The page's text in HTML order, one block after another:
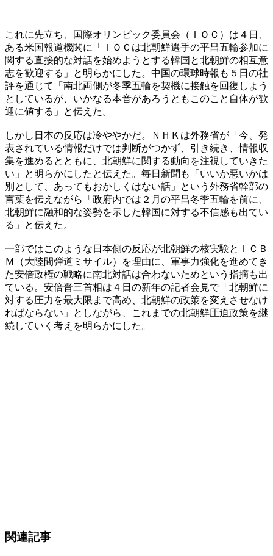
これに先立ち、国際オリンピック委員会（ＩＯＣ）は４日、
ある米国報道機関に「ＩＯＣは北朝鮮選手の平昌五輪参加に
関する直接的な対話を始めようとする韓国と北朝鮮の相互意
志を歓迎する」と明らかにした。中国の環球時報も５日の社
評を通じて「南北両側が冬季五輪を契機に接触を回復しよう
としているが、いかなる本音があろうともこのこと自体が歓
迎に値する」と伝えた。
しかし日本の反応は冷ややかだ。ＮＨＫは外務省が「今、発
表されている情報だけでは判断がつかず、引き続き、情報収
集を進めるとともに、北朝鮮に関する動向を注視していきた
い」と明らかにしたと伝えた。毎日新聞も「いいか悪いかは
別として、あってもおかしくはない話」という外務省幹部の
言葉を伝えながら「政府内では２月の平昌冬季五輪を前に、
北朝鮮に融和的な姿勢を示した韓国に対する不信感も出てい
る」と伝えた。
一部ではこのような日本側の反応が北朝鮮の核実験とＩＣＢ
Ｍ（大陸間弾道ミサイル）を理由に、軍事力強化を進めてき
た安倍政権の戦略に南北対話は合わないためという指摘も出
ている。安倍晋三首相は４日の新年の記者会見で「北朝鮮に
対する圧力を最大限まで高め、北朝鮮の政策を変えさせなけ
ればならない」としながら、これまでの北朝鮮圧迫政策を継
続していく考えを明らかにした。
関連記事